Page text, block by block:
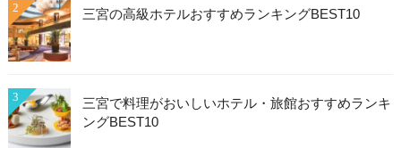
2 三宮の高級ホテルおすすめランキングBEST10
3
三宮で料理がおいしいホテル・旅館おすすめランキ
ングBEST10